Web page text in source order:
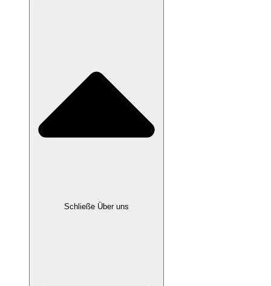
Schließe Über uns